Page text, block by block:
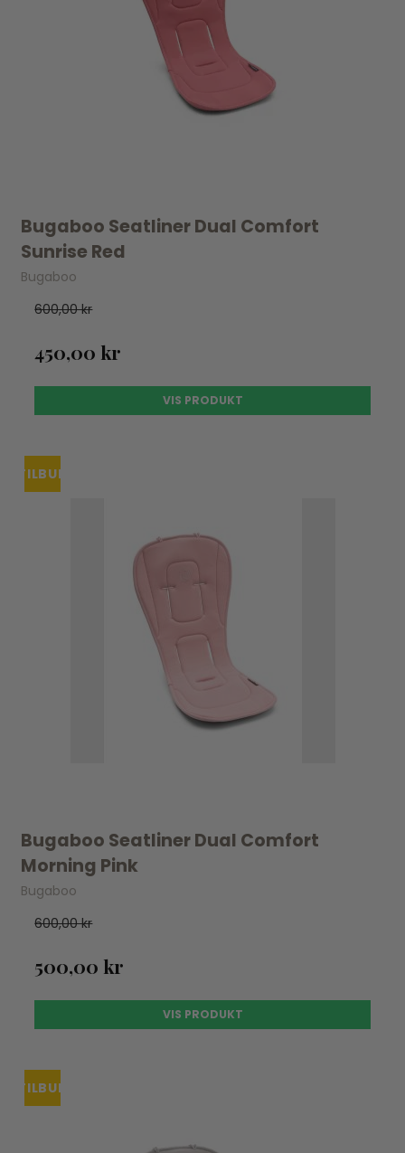
Bugaboo Seatliner Dual Comfort
Sunrise Red
Bugaboo
600,00 kr
450,00 kr
VIS PRODUKT
TILBUD
Bugaboo Seatliner Dual Comfort
Morning Pink
Bugaboo
600,00 kr
500,00 kr
VIS PRODUKT
TILBUD